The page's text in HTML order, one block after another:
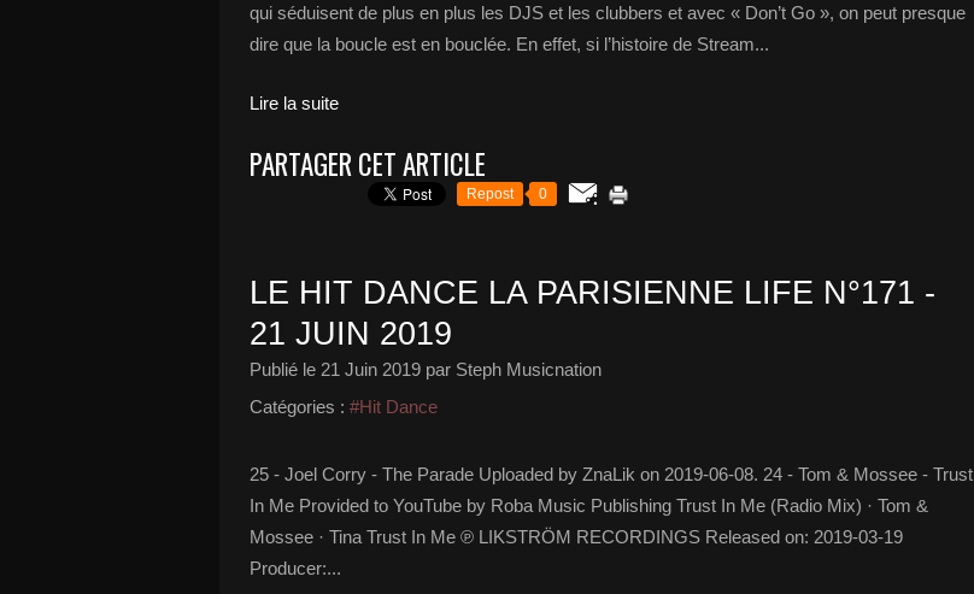
qui séduisent de plus en plus les DJS et les clubbers et avec « Don’t Go », on peut presque
dire que la boucle est en bouclée. En effet, si l’histoire de Stream...
Lire la suite
PARTAGER CET ARTICLE
Repost 0
LE HIT DANCE LA PARISIENNE LIFE N°171 -
21 JUIN 2019
Publié le 21 Juin 2019 par Steph Musicnation
Catégories : #Hit Dance
25 - Joel Corry - The Parade Uploaded by ZnaLik on 2019-06-08. 24 - Tom & Mossee - Trust
In Me Provided to YouTube by Roba Music Publishing Trust In Me (Radio Mix) · Tom &
Mossee · Tina Trust In Me ℗ LIKSTRÖM RECORDINGS Released on: 2019-03-19
Producer:...